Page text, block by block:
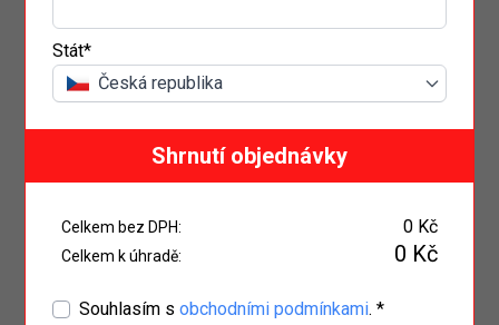
Stát*
Česká republika
Shrnutí objednávky
Celkem bez DPH: 0 Kč
Celkem k úhradě: 0 Kč
Souhlasím sobchodními podmínkami. *